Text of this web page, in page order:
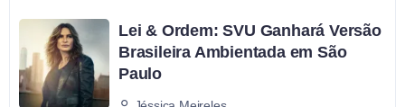
Lei & Ordem: SVU Ganhará Versão
Brasileira Ambientada em São
Paulo